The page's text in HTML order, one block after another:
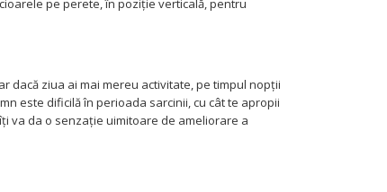
pe perete, în poziție verticală, pentru
dacă ziua ai mai mereu activitate, pe timpul nopții
este dificilă în perioada sarcinii, cu cât te apropii
va da o senzație uimitoare de ameliorare a